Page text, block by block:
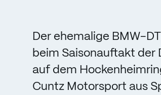
Der ehemalige BMW-
beim Saisonauftakt der
auf dem
Cuntz Motorsport aus